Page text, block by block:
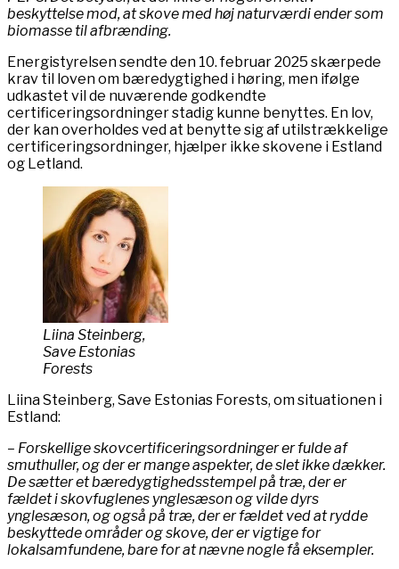
beskyttelse mod, at skove med høj naturværdi ender som
biomasse til afbrænding.
Energistyrelsen sendte den 10. februar 2025 skærpede
krav til loven om bæredygtighed i høring, men ifølge
udkastet vil de nuværende godkendte
certificeringsordninger stadig kunne benyttes. En lov,
der kan overholdes ved at benytte sig af utilstrækkelige
certificeringsordninger, hjælper ikke skovene i Estland
og Letland.
Liina Steinberg,
Save Estonias
Forests
Liina Steinberg, Save Estonias Forests, om situationen i
Estland:
– Forskellige skovcertificeringsordninger er fulde af
smuthuller, og der er mange aspekter, de slet ikke dækker.
De sætter et bæredygtighedsstempel på træ, der er
fældet i skovfuglenes ynglesæson og vilde dyrs
ynglesæson, og også på træ, der er fældet ved at rydde
beskyttede områder og skove, der er vigtige for
lokalsamfundene, bare for at nævne nogle få eksempler.